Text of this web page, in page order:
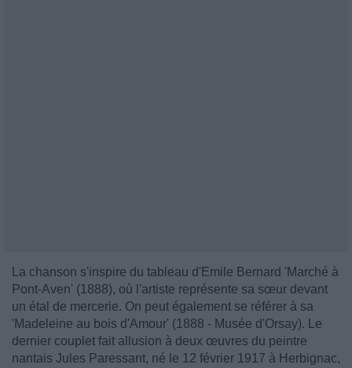
La chanson s'inspire du tableau d'Emile Bernard 'Marché à
Pont-Aven' (1888), où l'artiste représente sa sœur devant
un étal de mercerie. On peut également se référer à sa
'Madeleine au bois d'Amour' (1888 - Musée d'Orsay). Le
dernier couplet fait allusion à deux œuvres du peintre
nantais Jules Paressant, né le 12 février 1917 à Herbignac,